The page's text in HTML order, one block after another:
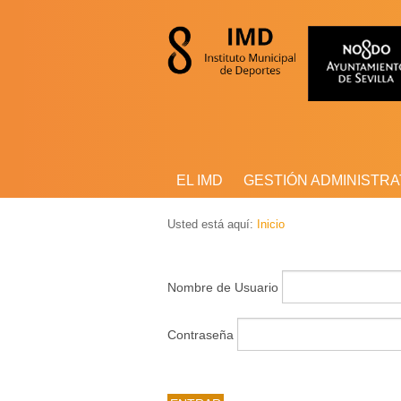
EL IMD GESTIÓN
Usted está aquí: Inicio
Nombre de Usuario
Contraseña